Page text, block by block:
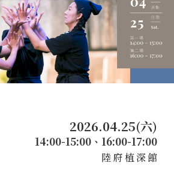
陸府健社
大事紀要
菁英團隊
CORE VALUES
生機建築
永續服務
質感樂活
陸府基金會
FOUNDATION
關於陸府基金會
展覽資訊
2026.04.25(六)
14:00-15:00、16:00-17:00
陸府植深館